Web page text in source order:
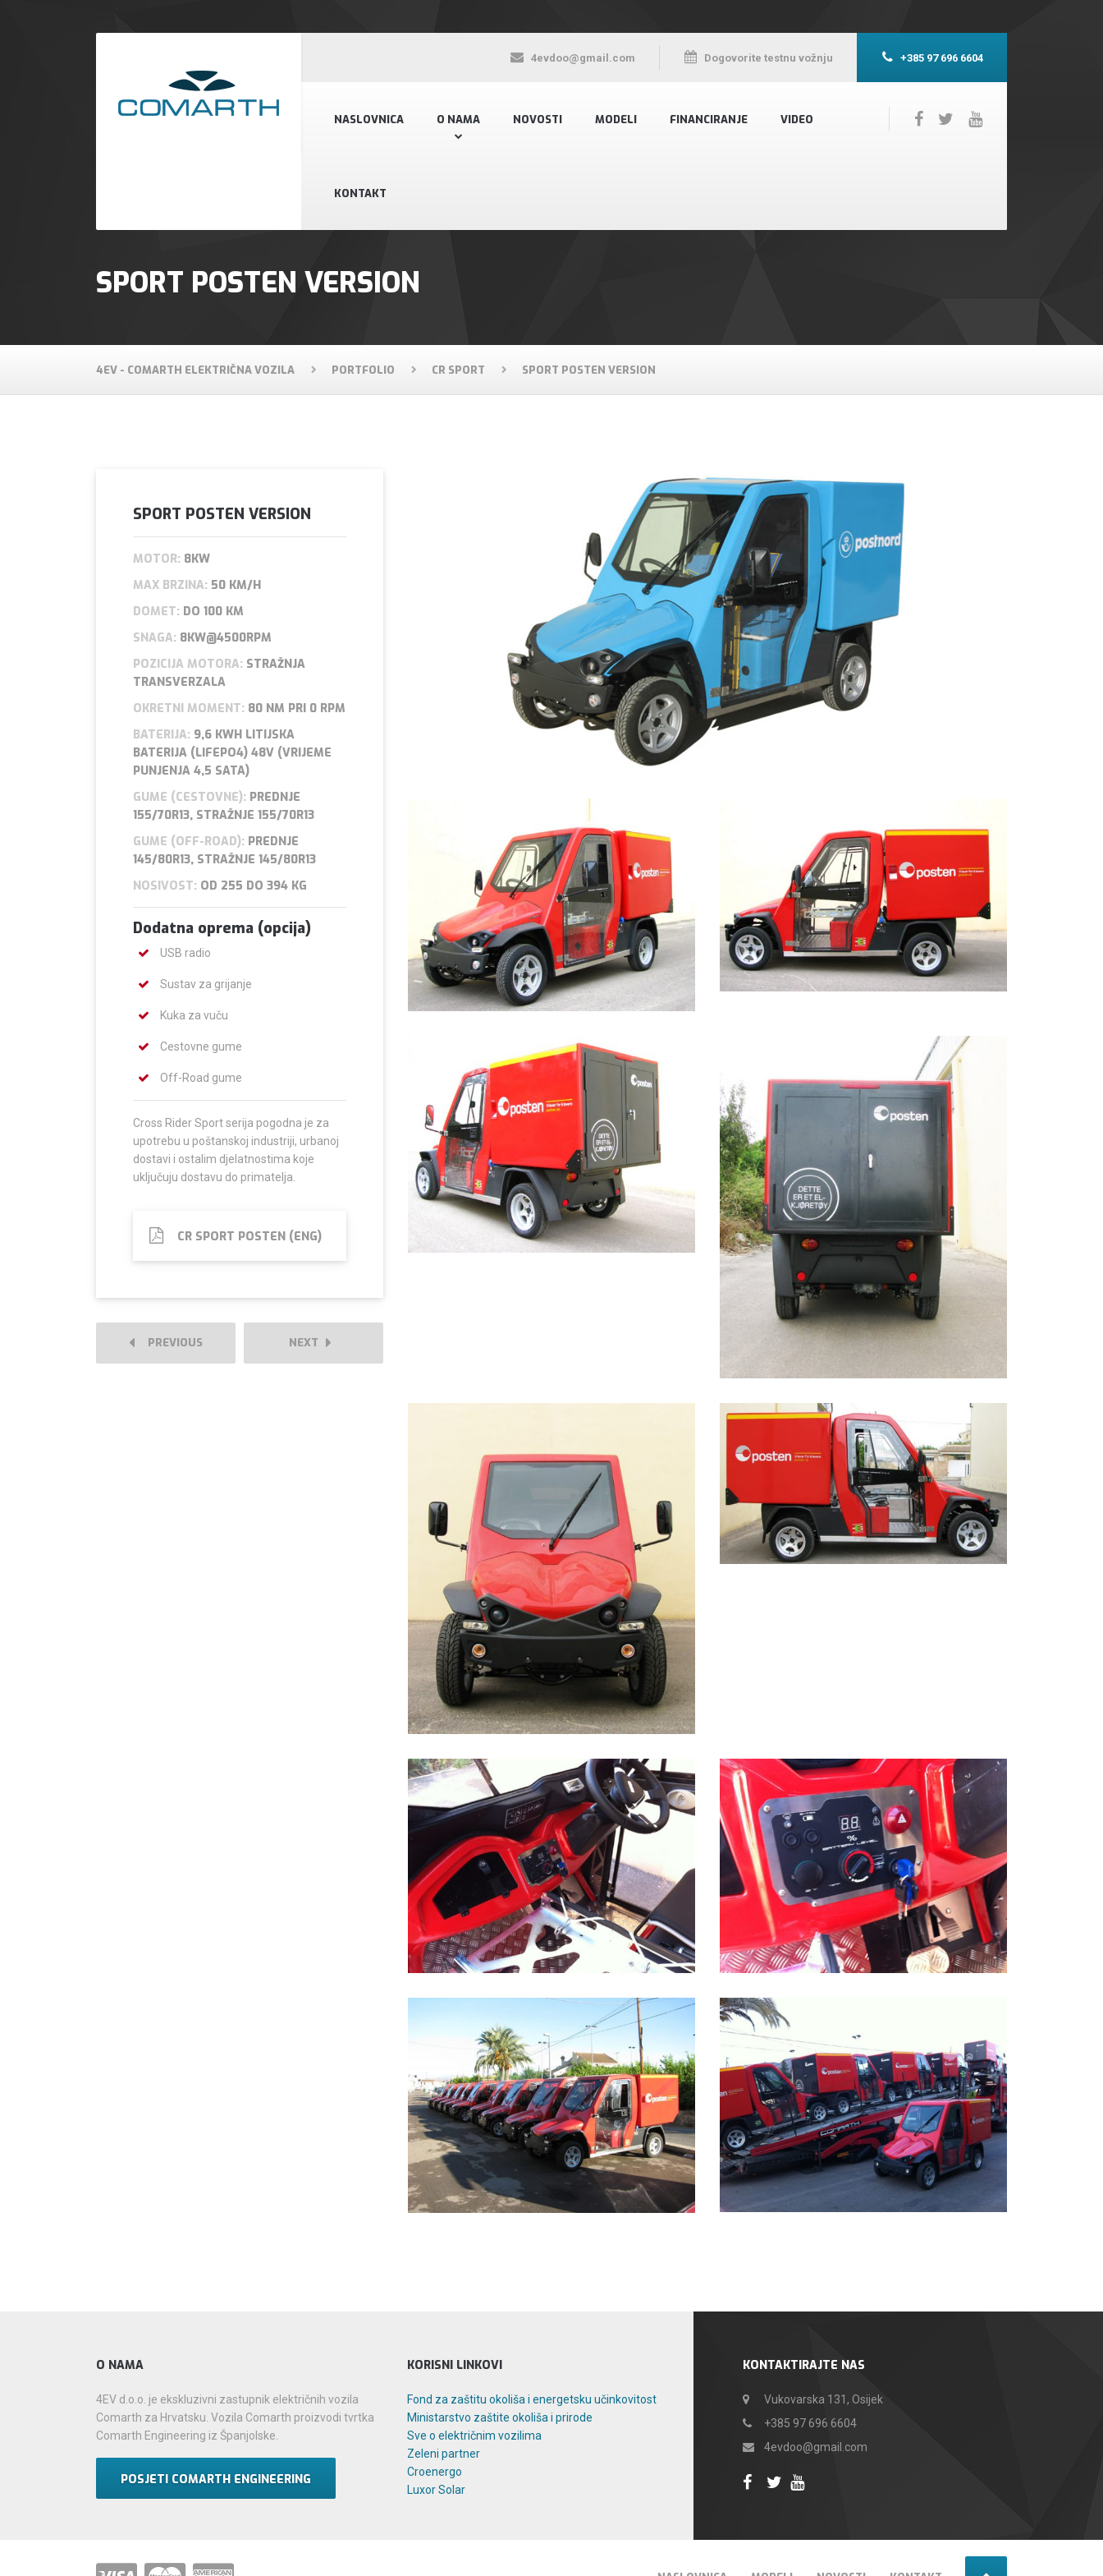
NASLOVNICA O NAMA NOVOSTI MODELI FINANCIRANJE VIDEO
KONTAKT
4evdoo@gmail.com Dogovorite testnu vožnju +385 97 696 6604
SPORT POSTEN VERSION
4EV - COMARTH ELEKTRIČNA VOZILA PORTFOLIO CR SPORT SPORT POSTEN VERSION
SPORT POSTEN VERSION
MOTOR: 8KW
MAX BRZINA: 50 KM/H
DOMET: DO 100 KM
SNAGA: 8KW@4500RPM
POZICIJA MOTORA: STRAŽNJA
TRANSVERZALA
OKRETNI MOMENT: 80 NM PRI 0 RPM
BATERIJA: 9,6 KWH LITIJSKA
BATERIJA (LIFEPO4) 48V (VRIJEME
PUNJENJA 4,5 SATA)
GUME (CESTOVNE): PREDNJE
155/70R13, STRAŽNJE 155/70R13
GUME (OFF-ROAD): PREDNJE
145/80R13, STRAŽNJE 145/80R13
NOSIVOST: OD 255 DO 394 KG
Dodatna oprema (opcija)
USB radio
Sustav za grijanje
Kuka za vuču
Cestovne gume
Off-Road gume
Cross Rider Sport serija pogodna je za
upotrebu u poštanskoj industriji, urbanoj
dostavi i ostalim djelatnostima koje
uključuju dostavu do primatelja.
CR SPORT POSTEN (ENG)
PREVIOUS NEXT
KONTAKTIRAJTE NAS
Vukovarska 131, Osijek
+385 97 696 6604
4evdoo@gmail.com
O NAMA
4EV d.o.o. je ekskluzivni zastupnik električnih vozila
Comarth za Hrvatsku. Vozila Comarth proizvodi tvrtka
Comarth Engineering iz Španjolske.
POSJETI COMARTH ENGINEERING
KORISNI LINKOVI
Fond za zaštitu okoliša i energetsku učinkovitost
Ministarstvo zaštite okoliša i prirode
Sve o električnim vozilima
Zeleni partner
Croenergo
Luxor Solar